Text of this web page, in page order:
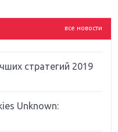
все новости
стратегий 2019
Unknown: